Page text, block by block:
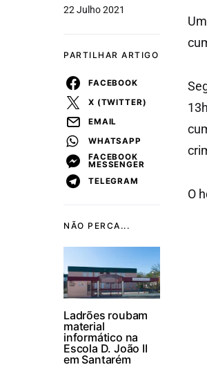
NÃO PERCA...
Ladrões roubam
material
informático na
Escola D. João II
em Santarém
22 Julho 2021
PARTILHAR ARTIGO
FACEBOOK
X (TWITTER)
EMAIL
WHATSAPP
FACEBOOK
MESSENGER
TELEGRAM
O